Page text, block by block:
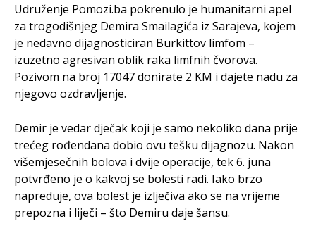
Udruženje Pomozi.ba pokrenulo je humanitarni apel
za trogodišnjeg Demira Smailagića iz Sarajeva, kojem
je nedavno dijagnosticiran Burkittov limfom –
izuzetno agresivan oblik raka limfnih čvorova.
Pozivom na broj 17047 donirate 2 KM i dajete nadu za
njegovo ozdravljenje.
Demir je vedar dječak koji je samo nekoliko dana prije
trećeg rođendana dobio ovu tešku dijagnozu. Nakon
višemjesečnih bolova i dvije operacije, tek 6. juna
potvrđeno je o kakvoj se bolesti radi. Iako brzo
napreduje, ova bolest je izlječiva ako se na vrijeme
prepozna i liječi – što Demiru daje šansu.